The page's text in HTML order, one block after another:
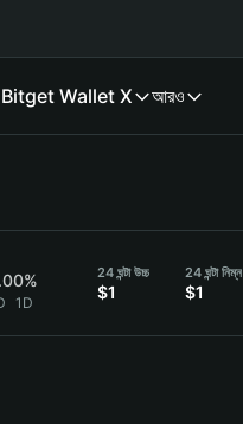
Bitget Wallet X আরও
1D
24 ঘন্টা উচ্চ
$1
24 ঘন্টা নিম্ন
$1